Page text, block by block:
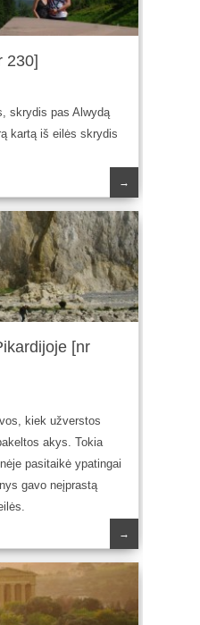
230]
skrydis pas Alwydą
kartą iš eilės skrydis
→
[nr
kiek užverstos
akys. Tokia
pasitaikė ypatingai
gavo neįprastą
→